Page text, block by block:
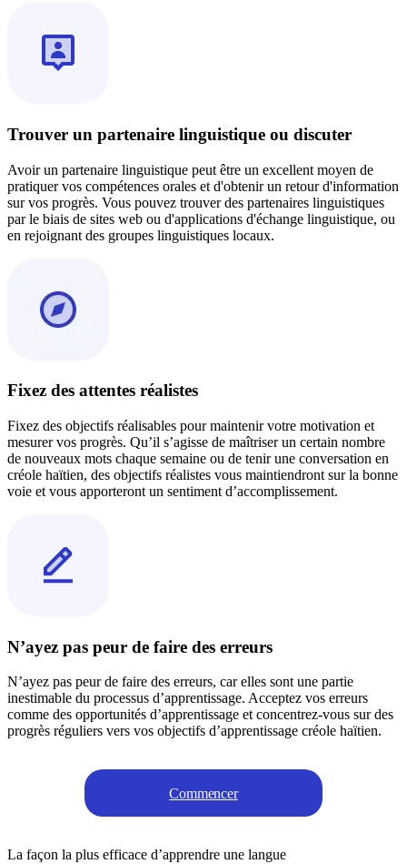
Trouver un partenaire linguistique ou discuter
Avoir un partenaire linguistique peut être un excellent moyen de
pratiquer vos compétences orales et d'obtenir un retour d'information
sur vos progrès. Vous pouvez trouver des partenaires linguistiques
par le biais de sites web ou d'applications d'échange linguistique, ou
en rejoignant des groupes linguistiques locaux.
Fixez des attentes réalistes
Fixez des objectifs réalisables pour maintenir votre motivation et
mesurer vos progrès. Qu’il s’agisse de maîtriser un certain nombre
de nouveaux mots chaque semaine ou de tenir une conversation en
créole haïtien, des objectifs réalistes vous maintiendront sur la bonne
voie et vous apporteront un sentiment d’accomplissement.
N’ayez pas peur de faire des erreurs
N’ayez pas peur de faire des erreurs, car elles sont une partie
inestimable du processus d’apprentissage. Acceptez vos erreurs
comme des opportunités d’apprentissage et concentrez-vous sur des
progrès réguliers vers vos objectifs d’apprentissage créole haïtien.
Commencer
La façon la plus efficace d’apprendre une langue